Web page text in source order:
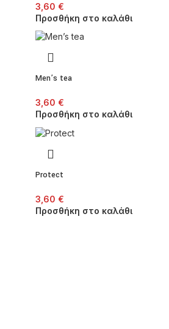
3,60 €
Προσθήκη στο καλάθι
Men’s tea
3,60 €
Προσθήκη στο καλάθι
Protect
3,60 €
Προσθήκη στο καλάθι